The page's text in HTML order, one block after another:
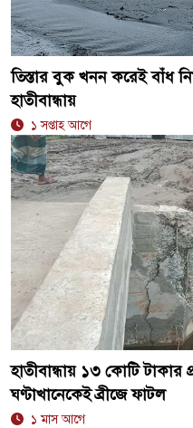
তিস্তার বুক খনন করেই বাঁধ
হাতীবান্ধায়
১ সপ্তাহ আগে
হাতীবান্ধায় ১৩ কোটি
ঘণ্টাখানেকেই ব্রীজে ফাটল
১ মাস আগে